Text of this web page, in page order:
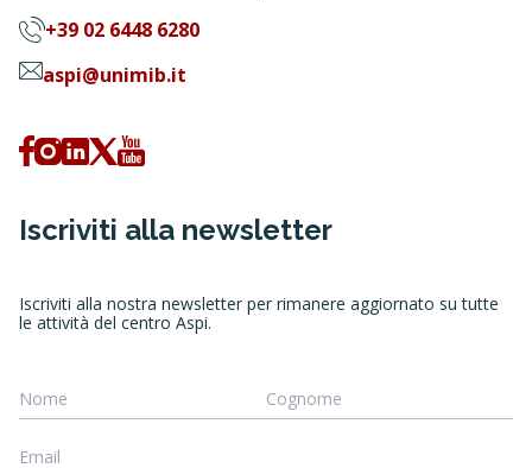
+39 02 6448 6280
aspi@unimib.it
Iscriviti alla newsletter
Iscriviti alla nostra newsletter per rimanere aggiornato su tutte
le attività del centro Aspi.